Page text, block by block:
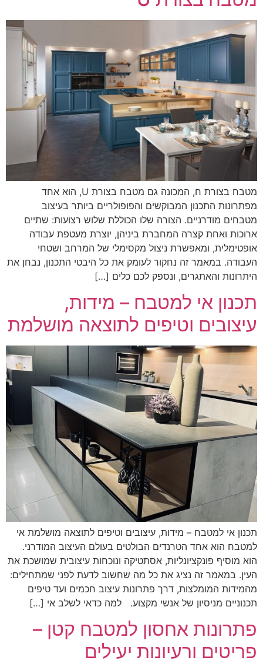
מטבח בצורת ח, המכונה גם מטבח בצורת U, הוא אחד
מפתרונות התכנון המבוקשים והפופולריים ביותר בעיצוב
מטבחים מודרניים. הצורה שלו הכוללת שלוש רצועות: שתיים
ארוכות ואחת קצרה המחברת ביניהן, יוצרת מעטפת עבודה
אופטימלית, ומאפשרת ניצול מקסימלי של המרחב ושטחי
העבודה. במאמר זה נחקור לעומק את כל היבטי התכנון, נבחן את
היתרונות והאתגרים, ונספק לכם כלים […]
תכנון אי למטבח – מידות,
עיצובים וטיפים לתוצאה מושלמת
תכנון אי למטבח – מידות, עיצובים וטיפים לתוצאה מושלמת אי
למטבח הוא אחד הטרנדים הבולטים בעולם העיצוב המודרני.
הוא מוסיף פונקציונליות, אסתטיקה ונוכחות עיצובית שמושכת את
העין. במאמר זה נציג את כל מה שחשוב לדעת לפני שמתחילים:
מהמידות המומלצות, דרך פתרונות עיצוב חכמים ועד טיפים
תכנוניים מניסיון של אנשי מקצוע. למה כדאי לשלב אי […]
פתרונות אחסון למטבח קטן –
פריטים ורעיונות יעילים